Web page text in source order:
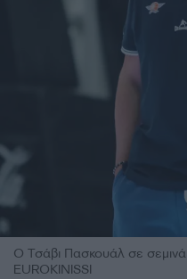
Ο Τσάβι Πασκουάλ σε
EUROKINISSI